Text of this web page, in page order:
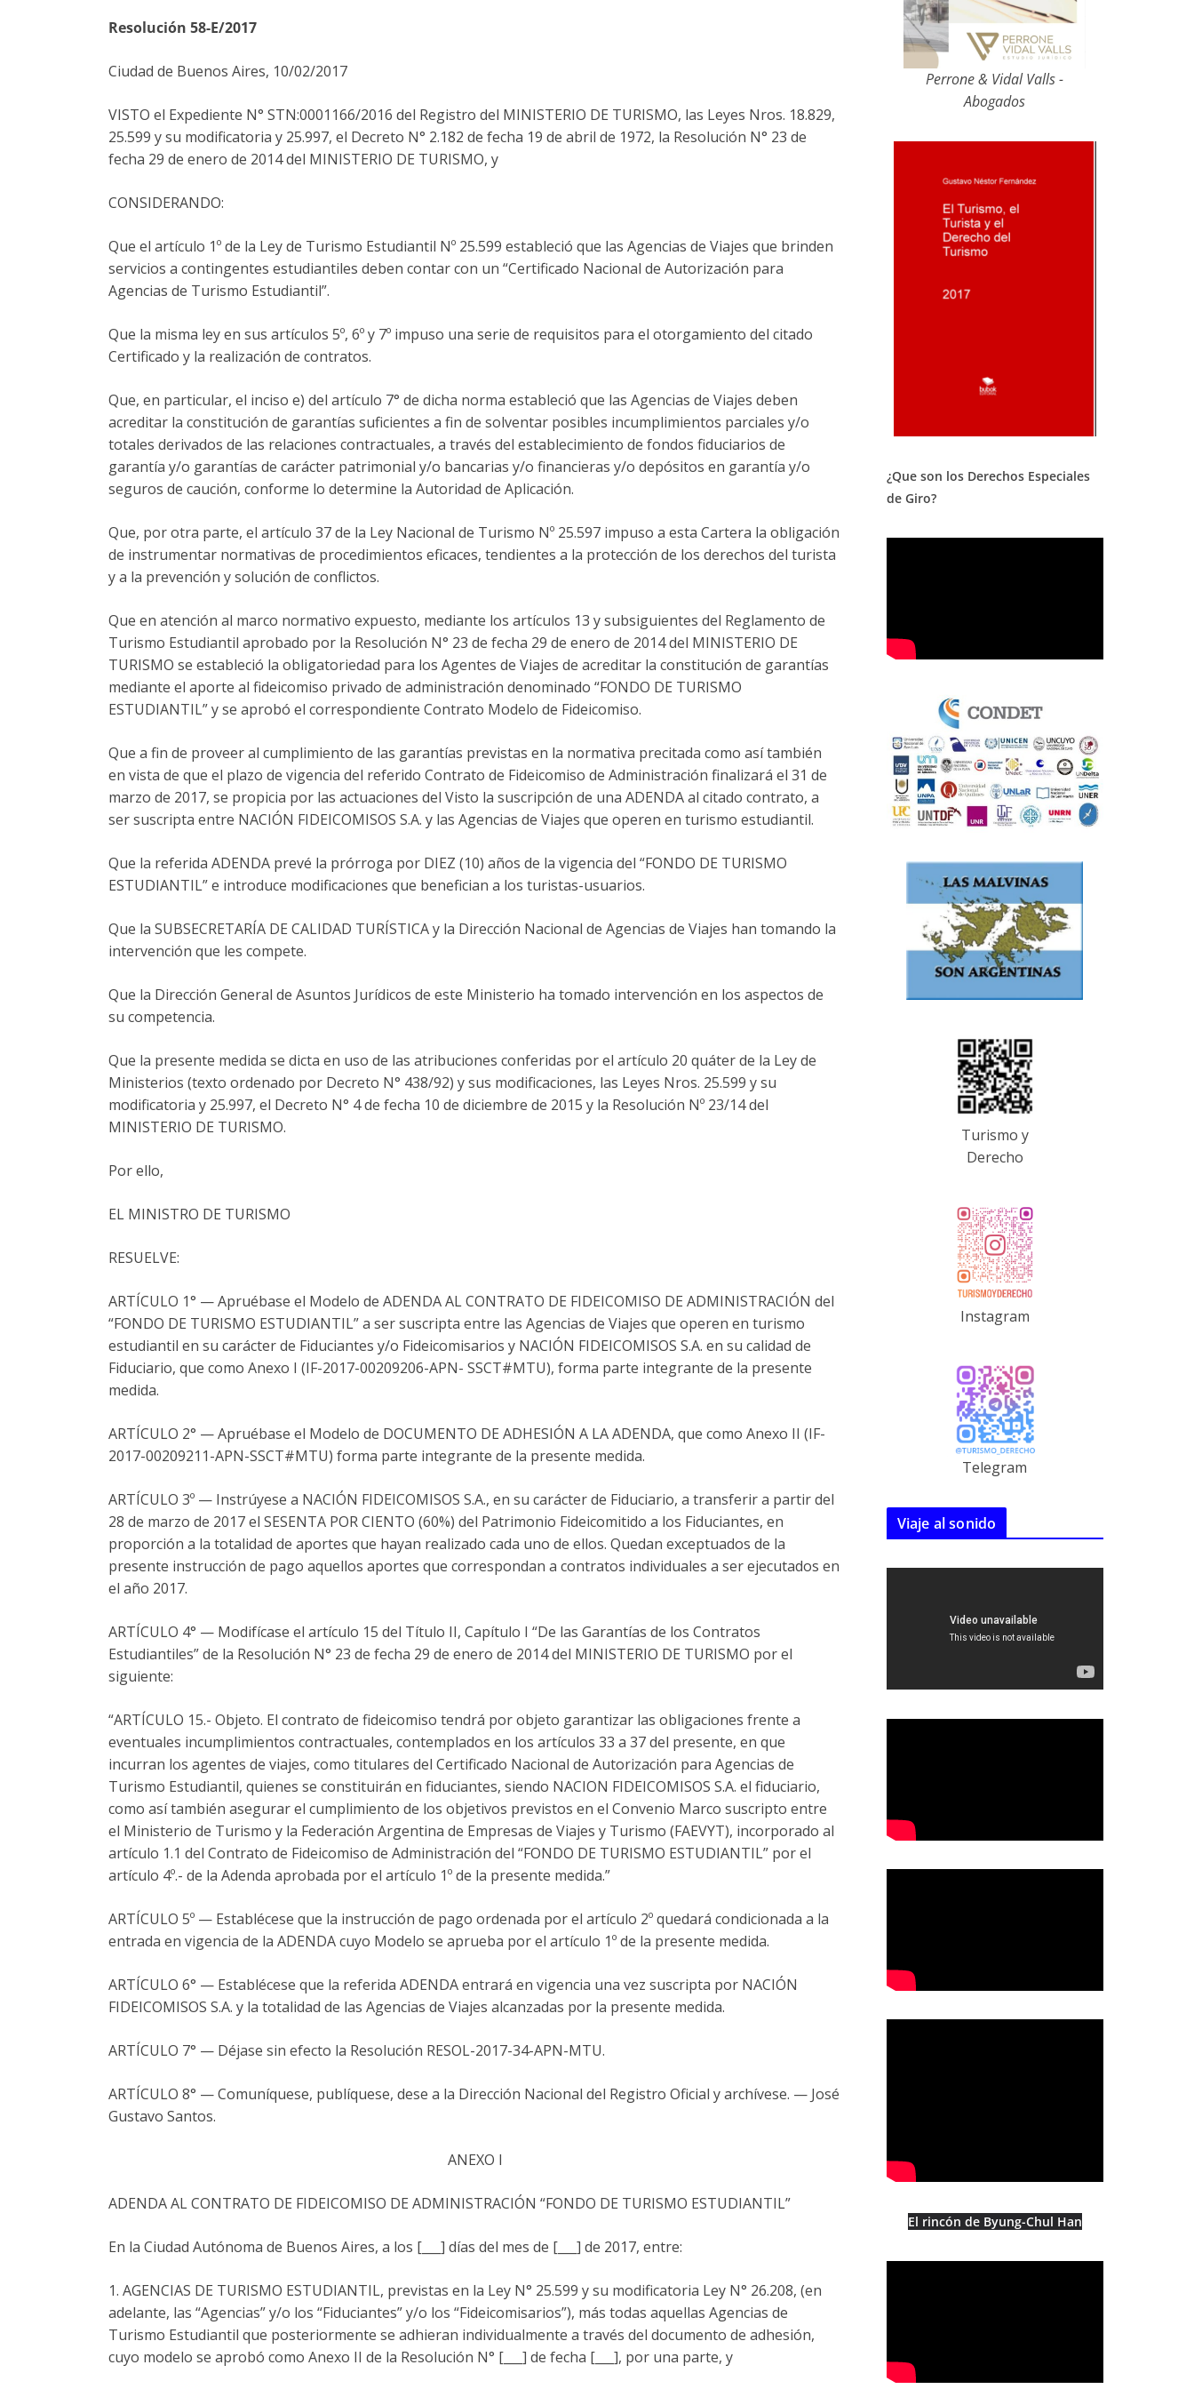
Resolución 58-E/2017
Ciudad de Buenos Aires, 10/02/2017
VISTO el Expediente N° STN:0001166/2016 del Registro del MINISTERIO DE TURISMO, las Leyes Nros. 18.829,
25.599 y su modificatoria y 25.997, el Decreto N° 2.182 de fecha 19 de abril de 1972, la Resolución N° 23 de
fecha 29 de enero de 2014 del MINISTERIO DE TURISMO, y
CONSIDERANDO:
Que el artículo 1º de la Ley de Turismo Estudiantil Nº 25.599 estableció que las Agencias de Viajes que brinden
servicios a contingentes estudiantiles deben contar con un “Certificado Nacional de Autorización para
Agencias de Turismo Estudiantil”.
Que la misma ley en sus artículos 5º, 6º y 7º impuso una serie de requisitos para el otorgamiento del citado
Certificado y la realización de contratos.
Que, en particular, el inciso e) del artículo 7° de dicha norma estableció que las Agencias de Viajes deben
acreditar la constitución de garantías suficientes a fin de solventar posibles incumplimientos parciales y/o
totales derivados de las relaciones contractuales, a través del establecimiento de fondos fiduciarios de
garantía y/o garantías de carácter patrimonial y/o bancarias y/o financieras y/o depósitos en garantía y/o
seguros de caución, conforme lo determine la Autoridad de Aplicación.
Que, por otra parte, el artículo 37 de la Ley Nacional de Turismo Nº 25.597 impuso a esta Cartera la obligación
de instrumentar normativas de procedimientos eficaces, tendientes a la protección de los derechos del turista
y a la prevención y solución de conflictos.
Que en atención al marco normativo expuesto, mediante los artículos 13 y subsiguientes del Reglamento de
Turismo Estudiantil aprobado por la Resolución N° 23 de fecha 29 de enero de 2014 del MINISTERIO DE
TURISMO se estableció la obligatoriedad para los Agentes de Viajes de acreditar la constitución de garantías
mediante el aporte al fideicomiso privado de administración denominado “FONDO DE TURISMO
ESTUDIANTIL” y se aprobó el correspondiente Contrato Modelo de Fideicomiso.
Que a fin de proveer al cumplimiento de las garantías previstas en la normativa precitada como así también
en vista de que el plazo de vigencia del referido Contrato de Fideicomiso de Administración finalizará el 31 de
marzo de 2017, se propicia por las actuaciones del Visto la suscripción de una ADENDA al citado contrato, a
ser suscripta entre NACIÓN FIDEICOMISOS S.A. y las Agencias de Viajes que operen en turismo estudiantil.
Que la referida ADENDA prevé la prórroga por DIEZ (10) años de la vigencia del “FONDO DE TURISMO
ESTUDIANTIL” e introduce modificaciones que benefician a los turistas-usuarios.
Que la SUBSECRETARÍA DE CALIDAD TURÍSTICA y la Dirección Nacional de Agencias de Viajes han tomando la
intervención que les compete.
Que la Dirección General de Asuntos Jurídicos de este Ministerio ha tomado intervención en los aspectos de
su competencia.
Que la presente medida se dicta en uso de las atribuciones conferidas por el artículo 20 quáter de la Ley de
Ministerios (texto ordenado por Decreto N° 438/92) y sus modificaciones, las Leyes Nros. 25.599 y su
modificatoria y 25.997, el Decreto N° 4 de fecha 10 de diciembre de 2015 y la Resolución Nº 23/14 del
MINISTERIO DE TURISMO.
Por ello,
EL MINISTRO DE TURISMO
RESUELVE:
ARTÍCULO 1° — Apruébase el Modelo de ADENDA AL CONTRATO DE FIDEICOMISO DE ADMINISTRACIÓN del
“FONDO DE TURISMO ESTUDIANTIL” a ser suscripta entre las Agencias de Viajes que operen en turismo
estudiantil en su carácter de Fiduciantes y/o Fideicomisarios y NACIÓN FIDEICOMISOS S.A. en su calidad de
Fiduciario, que como Anexo I (IF-2017-00209206-APN- SSCT#MTU), forma parte integrante de la presente
medida.
ARTÍCULO 2° — Apruébase el Modelo de DOCUMENTO DE ADHESIÓN A LA ADENDA, que como Anexo II (IF-
2017-00209211-APN-SSCT#MTU) forma parte integrante de la presente medida.
ARTÍCULO 3º — Instrúyese a NACIÓN FIDEICOMISOS S.A., en su carácter de Fiduciario, a transferir a partir del
28 de marzo de 2017 el SESENTA POR CIENTO (60%) del Patrimonio Fideicomitido a los Fiduciantes, en
proporción a la totalidad de aportes que hayan realizado cada uno de ellos. Quedan exceptuados de la
presente instrucción de pago aquellos aportes que correspondan a contratos individuales a ser ejecutados en
el año 2017.
ARTÍCULO 4° — Modifícase el artículo 15 del Título II, Capítulo I “De las Garantías de los Contratos
Estudiantiles” de la Resolución N° 23 de fecha 29 de enero de 2014 del MINISTERIO DE TURISMO por el
siguiente:
“ARTÍCULO 15.- Objeto. El contrato de fideicomiso tendrá por objeto garantizar las obligaciones frente a
eventuales incumplimientos contractuales, contemplados en los artículos 33 a 37 del presente, en que
incurran los agentes de viajes, como titulares del Certificado Nacional de Autorización para Agencias de
Turismo Estudiantil, quienes se constituirán en fiduciantes, siendo NACION FIDEICOMISOS S.A. el fiduciario,
como así también asegurar el cumplimiento de los objetivos previstos en el Convenio Marco suscripto entre
el Ministerio de Turismo y la Federación Argentina de Empresas de Viajes y Turismo (FAEVYT), incorporado al
artículo 1.1 del Contrato de Fideicomiso de Administración del “FONDO DE TURISMO ESTUDIANTIL” por el
artículo 4º.- de la Adenda aprobada por el artículo 1º de la presente medida.”
ARTÍCULO 5º — Establécese que la instrucción de pago ordenada por el artículo 2º quedará condicionada a la
entrada en vigencia de la ADENDA cuyo Modelo se aprueba por el artículo 1º de la presente medida.
ARTÍCULO 6° — Establécese que la referida ADENDA entrará en vigencia una vez suscripta por NACIÓN
FIDEICOMISOS S.A. y la totalidad de las Agencias de Viajes alcanzadas por la presente medida.
ARTÍCULO 7° — Déjase sin efecto la Resolución RESOL-2017-34-APN-MTU.
ARTÍCULO 8° — Comuníquese, publíquese, dese a la Dirección Nacional del Registro Oficial y archívese. — José
Gustavo Santos.
ANEXO I
ADENDA AL CONTRATO DE FIDEICOMISO DE ADMINISTRACIÓN “FONDO DE TURISMO ESTUDIANTIL”
En la Ciudad Autónoma de Buenos Aires, a los [___] días del mes de [___] de 2017, entre:
1. AGENCIAS DE TURISMO ESTUDIANTIL, previstas en la Ley N° 25.599 y su modificatoria Ley N° 26.208, (en
adelante, las “Agencias” y/o los “Fiduciantes” y/o los “Fideicomisarios”), más todas aquellas Agencias de
Turismo Estudiantil que posteriormente se adhieran individualmente a través del documento de adhesión,
cuyo modelo se aprobó como Anexo II de la Resolución N° [___] de fecha [___], por una parte, y
Perrone & Vidal Valls -
Abogados
¿Que son los Derechos Especiales
de Giro?
Turismo y
Derecho
Instagram
Telegram
Viaje al sonido
El rincón de Byung-Chul Han